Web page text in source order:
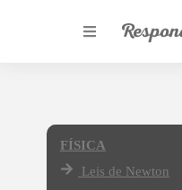
FÍSICA
Leis de Newton